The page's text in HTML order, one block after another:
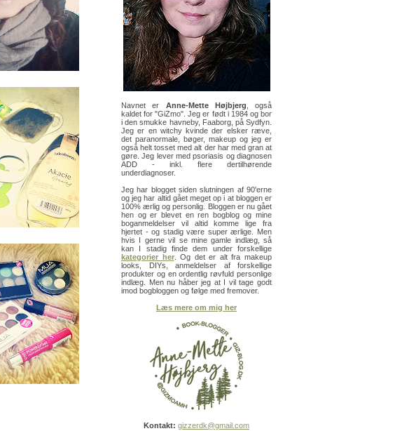
Navnet er Anne-Mette Højbjerg , også
kaldet for "GiZmo". Jeg er født i 1984 og bor
i den smukke havneby, Faaborg, på Sydfyn.
Jeg er en witchy kvinde der elsker ræve,
det paranormale, bøger, makeup og jeg er
også helt tosset med alt der har med gran at
gøre. Jeg lever med psoriasis og diagnosen
ADD - inkl. flere dertilhørende
underdiagnoser.
Jeg har blogget siden slutningen af 90'erne
og jeg har altid gået meget op i at bloggen er
100% ærlig og personlig. Bloggen er nu gået
hen og er blevet en ren bogblog og mine
boganmeldelser vil altid komme lige fra
hjertet - og stadig være super ærlige. Men
hvis I gerne vil se mine gamle indlæg, så
kan I stadig finde dem under forskellige
kategorier her. Og det er alt fra makeup
looks, DIYs, anmeldelser af forskellige
produkter og en ordentlig røvfuld personlige
indlæg. Men nu håber jeg at I vil tage godt
imod bogbloggen og følge med fremover.
Læs mere om mig her
Kontakt: gizzerdk@gmail.com